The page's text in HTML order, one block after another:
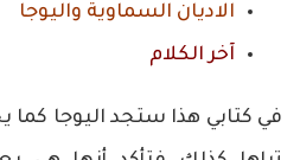
الاديان السماوية واليوجا
آخر الكلام
في كتابي هذا ستجد اليوجا كما